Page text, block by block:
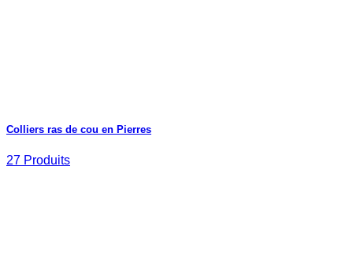
Colliers ras de cou en Pierres
27 Produits